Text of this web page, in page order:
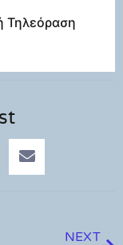
Τηλεόραση
NEXT